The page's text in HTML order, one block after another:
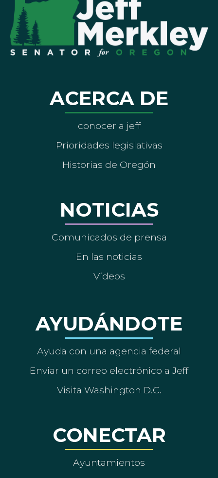
ACERCA DE
conocer a jeff
Prioridades legislativas
Historias de Oregón
NOTICIAS
Comunicados de prensa
En las noticias
Vídeos
AYUDÁNDOTE
Ayuda con una agencia federal
Enviar un correo electrónico a Jeff
Visita Washington D.C.
CONECTAR
Ayuntamientos